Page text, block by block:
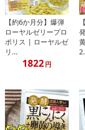
※お申込み頂きました商
ます。
※お客様のご都合でお受
金はいたしかねます。
また、お届け日時のご指
不在票にてご対応くださ
日が異なります。
※dショッピングサンプ
だいた後のご感想をいた
禁じます。
【約6か月分】爆弾
ローヤルゼリープロ
ポリス | ローヤルゼ
リ...
1822円